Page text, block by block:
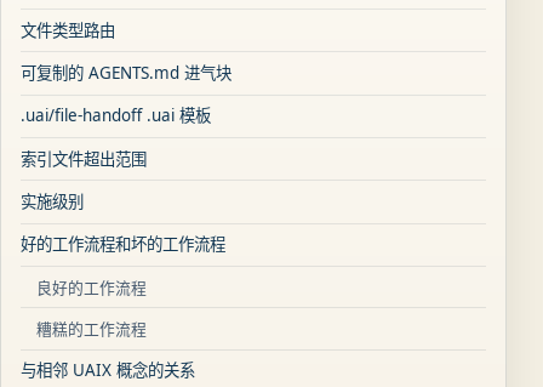
文件类型路由
可复制的 AGENTS.md 进气块
.uai/file-handoff .uai 模板
索引文件超出范围
实施级别
好的工作流程和坏的工作流程
良好的工作流程
糟糕的工作流程
与相邻 UAIX 概念的关系